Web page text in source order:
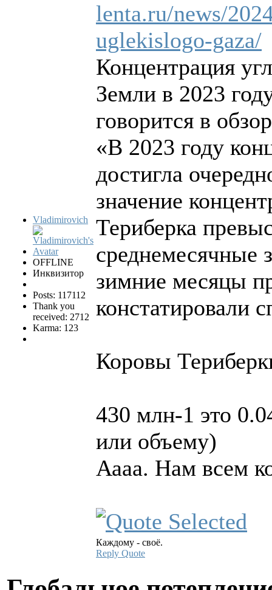
Vladimirovich
OFFLINE
Инквизитор
Posts: 117112
Thank you
received: 2712
Karma: 123
lenta.ru/news/
uglekislogo-gaza/
Концентрация
Земли в 2023
говорится в
«В 2023 году
достигла
значение
Териберка
среднемесячные
зимние месяцы
констатировали
Коровы
430 млн-1 это
или объему)
Аааа. Нам всем
Каждому - своё.
Reply Quote